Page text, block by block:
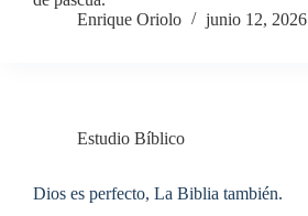
Enrique Oriolo
junio 12, 2026
Estudio Bíblico
Dios es perfecto, La Biblia también.